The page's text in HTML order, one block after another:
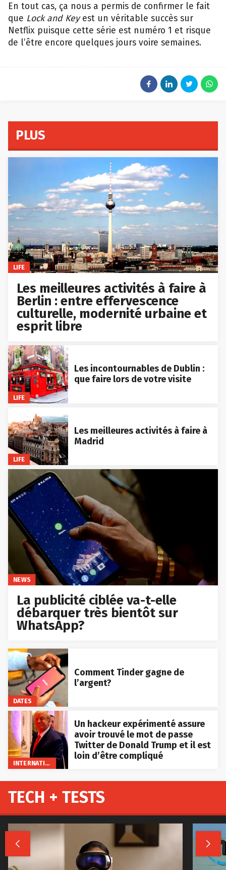
En tout cas, ça nous a permis de confirmer le fait
que Lock and Keyest un véritable succès sur
Netflix puisque cette série est numéro 1 et risque
de l’être encore quelques jours voire semaines.
PLUS
LIFE
Les meilleures activités à faire à
Berlin : entre effervescence
culturelle, modernité urbaine et
esprit libre
LIFE
Les incontournables de Dublin :
que faire lors de votre visite
LIFE
Les meilleures activités à faire à
Madrid
NEWS
La publicité ciblée va-t-elle
débarquer très bientôt sur
WhatsApp?
DATES
Comment Tinder gagne de
l’argent?
INTERNATIONAL
Un hackeur expérimenté assure
avoir trouvé le mot de passe
Twitter de Donald Trump et il est
loin d’être compliqué
TECH + TESTS
 